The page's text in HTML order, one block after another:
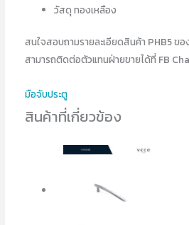
วัสดุ ทองเหลือง
สนใจสอบถามรายละเอียดสินค้า PHB5 ขอ
สามารถติดต่อตัวแทนฝ่ายขายได้ที่ FB
มือจับประตู
สินค้าที่เกี่ยวข้อง